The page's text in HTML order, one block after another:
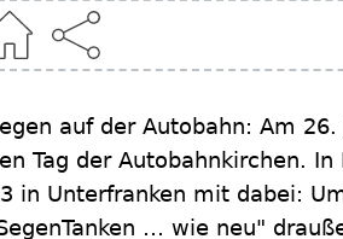
auf der Autobahn: Am
Tag der Autobahnkirchen.
in Unterfranken mit dabei:
… wie neu"